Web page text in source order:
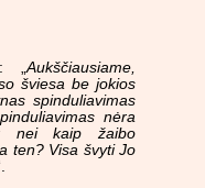
„Aukščiausiame,
šviesa be jokios
spinduliavimas
nėra
nei kaip žaibo
ten? Visa švyti Jo